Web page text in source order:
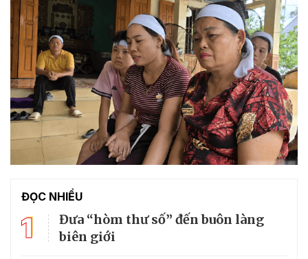
ĐỌC NHIỀU
1
Đưa “hòm thư số” đến buôn làng
biên giới